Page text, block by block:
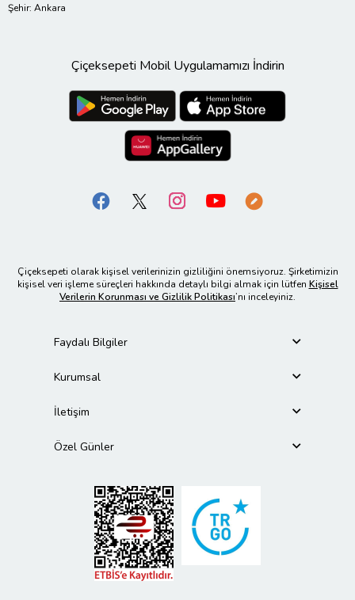
Şehir: Ankara
Çiçeksepeti Mobil Uygulamamızı İndirin
Çiçeksepeti olarak kişisel verilerinizin gizliliğini önemsiyoruz. Şirketimizin
kişisel veri işleme süreçleri hakkında detaylı bilgi almak için lütfen Kişisel
Verilerin Korunması ve Gizlilik Politikası’nı inceleyiniz.
Faydalı Bilgiler
Kurumsal
İletişim
Özel Günler